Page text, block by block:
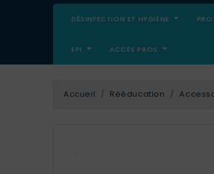
DÉSINFECTION ET HYGIÈNE
EPI ACCÈS PROS
Accueil Rééducation